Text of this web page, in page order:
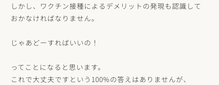
しかし、ワクチン接種によるデメリットの発現も認識して
おかなければなりません。
じゃあどーすればいいの！
ってことになると思います。
これで大丈夫ですという100%の答えはありませんが、